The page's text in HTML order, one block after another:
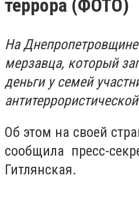
террора (ФОТО)
На
мерзавца, который
деньги у семей
Об этом на своей
сообщила пресс-
Гитлянская.